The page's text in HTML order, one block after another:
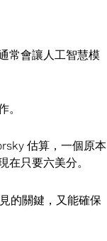
常會讓人工智慧模
估算，一個原本
只要六美分。
的關鍵，又能確保